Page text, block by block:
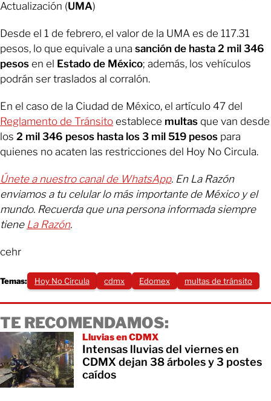
Actualización (UMA)
Desde el 1 de febrero, el valor de la UMA es de 117.31
pesos, lo que equivale a una sanción de hasta 2 mil 346
pesos en el Estado de México; además, los vehículos
podrán ser traslados al corralón.
En el caso de la Ciudad de México, el artículo 47 del
Reglamento de Tránsito establece multas que van desde
los 2 mil 346 pesos hasta los 3 mil 519 pesos para
quienes no acaten las restricciones del Hoy No Circula.
Únete a nuestro canal de WhatsApp. En La Razón
enviamos a tu celular lo más importante de México y el
mundo. Recuerda que una persona informada siempre
tiene La Razón.
cehr
Temas: Hoy No Circula cdmx Edomex multas de tránsito
TE RECOMENDAMOS:
Lluvias en CDMX
Intensas lluvias del viernes en
CDMX dejan 38 árboles y 3 postes
caídos